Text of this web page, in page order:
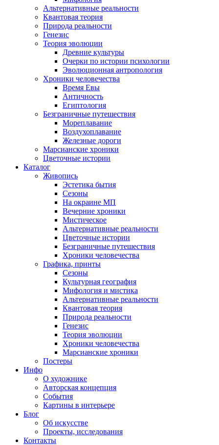
Альтернативные реальности
Квантовая теория
Природа реальности
Генезис
Теория эволюции
Древние культуры
Очерки по истории психологии
Эволюционная антропология
Хроники человечества
Время Евы
Античность
Египтология
Безграничные путешествия
Мореплавание
Воздухоплавание
Железные дороги
Марсианские хроники
Цветочные истории
Каталог
Живопись
Эстетика бытия
Сезоны
На окраине МП
Вечерние хроники
Мистическое
Альтернативные реальности
Цветочные истории
Безграничные путешествия
Хроники человечества
Графика, принты
Сезоны
Культурная география
Мифология и мистика
Альтернативные реальности
Квантовая теория
Природа реальности
Генезис
Теория эволюции
Хроники человечества
Марсианские хроники
Постеры
Инфо
О художнике
Авторская концепция
События
Картины в интерьере
Блог
Об искусстве
Проекты, исследования
Контакты